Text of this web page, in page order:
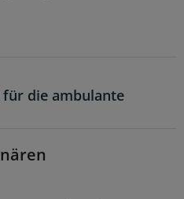
die ambulante